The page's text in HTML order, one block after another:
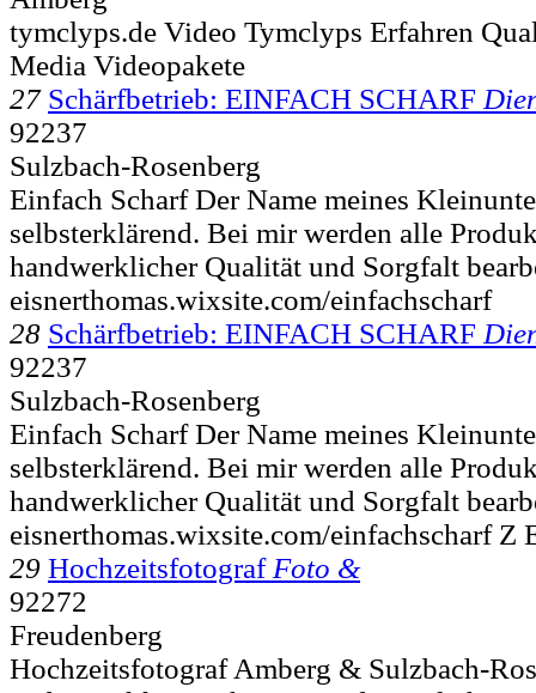
tymclyps.de Video Tymclyps Erfahren
Media Videopakete
27 Schärfbetrieb: EINFACH SCHARF
92237
Sulzbach-Rosenberg
Einfach Scharf Der Name meines
selbsterklärend. Bei mir werden alle
handwerklicher Qualität und Sorgfalt
eisnerthomas.wixsite.com/einfachscharf
28 Schärfbetrieb: EINFACH SCHARF
92237
Sulzbach-Rosenberg
Einfach Scharf Der Name meines
selbsterklärend. Bei mir werden alle
handwerklicher Qualität und Sorgfalt
eisnerthomas.wixsite.com/einfachscharf Z
29 Hochzeitsfotograf Foto &
92272
Freudenberg
Hochzeitsfotograf Amberg & Sulzbach-